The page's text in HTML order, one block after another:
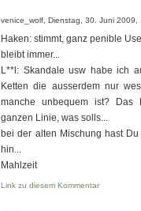
venice_wolf, Dienstag, 30. Juni 2009,
Haken: stimmt, ganz penible
bleibt immer...
L**l: Skandale usw habe ich
Ketten die ausserdem nur
manche unbequem ist? Das
ganzen Linie, was solls...
bei der alten Mischung hast
hin...
Mahlzeit
Link zu diesem Kommentar